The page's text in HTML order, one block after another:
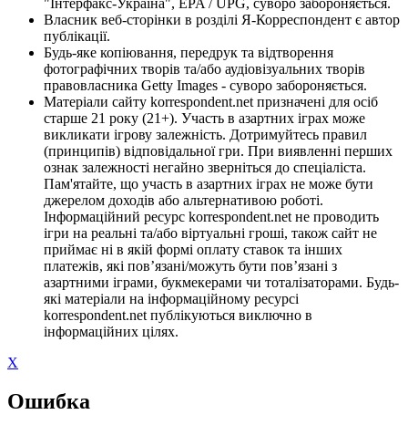
"Інтерфакс-Україна", EPA / UPG, суворо забороняється.
Власник веб-сторінки в розділі Я-Корреспондент є автор
публікації.
Будь-яке копіювання, передрук та відтворення
фотографічних творів та/або аудіовізуальних творів
правовласника Getty Images - суворо забороняється.
Матеріали сайту korrespondent.net призначені для осіб
старше 21 року (21+). Участь в азартних іграх може
викликати ігрову залежність. Дотримуйтесь правил
(принципів) відповідальної гри. При виявленні перших
ознак залежності негайно зверніться до спеціаліста.
Пам'ятайте, що участь в азартних іграх не може бути
джерелом доходів або альтернативою роботі.
Інформаційний ресурс korrespondent.net не проводить
ігри на реальні та/або віртуальні гроші, також сайт не
приймає ні в якій формі оплату ставок та інших
платежів, які пов’язані/можуть бути пов’язані з
азартними іграми, букмекерами чи тоталізаторами. Будь-
які матеріали на інформаційному ресурсі
korrespondent.net публікуються виключно в
інформаційних цілях.
X
Ошибка